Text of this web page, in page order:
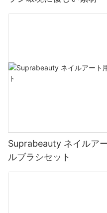
Suprabeauty ネイルア
ルブラシセット